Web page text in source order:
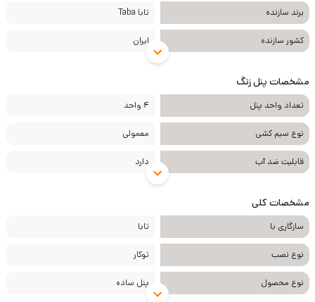
برند سازنده تابا Taba
کشور سازنده ایران
مشخصات پنل زنگ
تعداد واحد پنل 4 واحد
نوع سیم کشی معمولی
قابلیت ضد آب دارد
مشخصات کلی
سازگاری با تابا
نوع نصب توکار
نوع محصول پنل ساده